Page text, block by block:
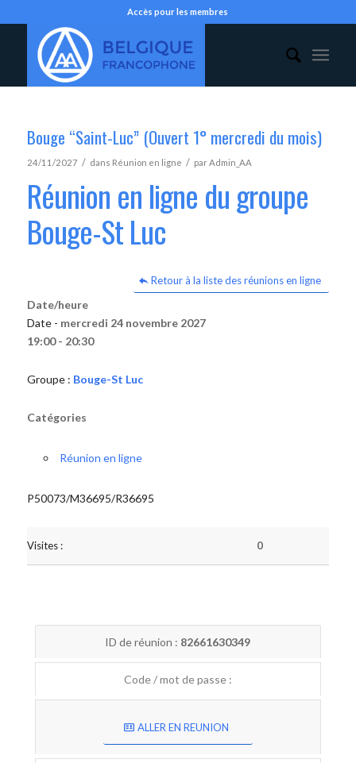
Accès pour les membres
Bouge “Saint-Luc” (Ouvert 1° mercredi du mois)
24/11/2027 / dans Réunion en ligne / parAdmin_AA
Réunion en ligne du groupe
Bouge-St Luc
Retour à la liste des réunions en ligne
Date/heure
Date - mercredi 24 novembre 2027
19:00 - 20:30
Groupe : Bouge-St Luc
Catégories
Réunion en ligne
P50073/M36695/R36695
Visites : 0
ID de réunion : 82661630349
Code / mot de passe :
ALLER EN REUNION